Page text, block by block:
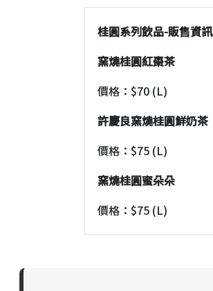
桂圓系列飲品-販售資訊
窯燒桂圓紅棗茶
價格：$70 (L)
許慶良窯燒桂圓鮮奶茶
價格：$75 (L)
窯燒桂圓蜜朵朵
價格：$75 (L)